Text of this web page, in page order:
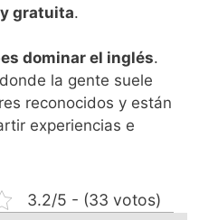
gratuita.
dominar el inglés.
la gente suele
reconocidos y están
experiencias e
3.2/5 - (33 votos)